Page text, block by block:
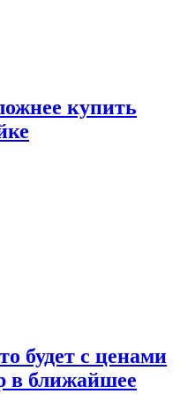
купить
будет с ценами
в ближайшее